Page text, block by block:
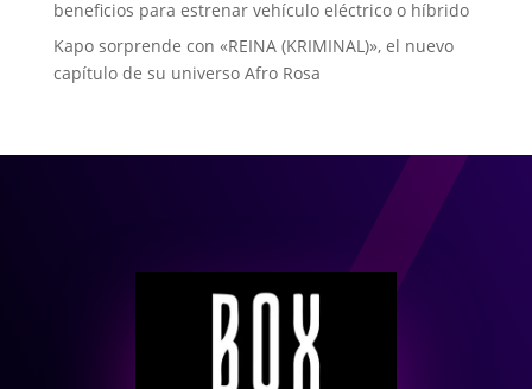
beneficios para estrenar vehículo eléctrico o híbrido
Kapo sorprende con «REINA (KRIMINAL)», el nuevo
capítulo de su universo Afro Rosa